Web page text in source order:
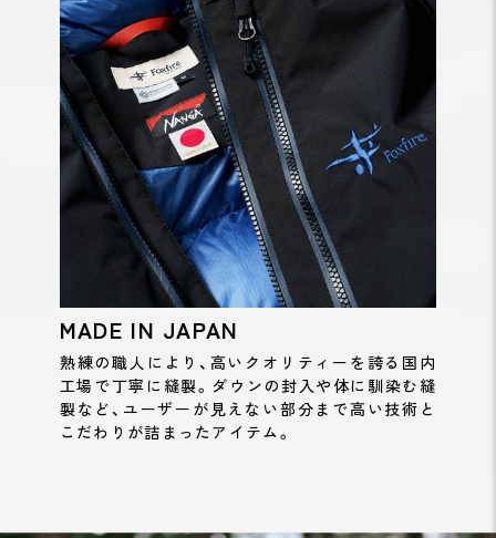
MADE IN JAPAN
熟練の職人により、高いクオリティーを誇る国内
工場で丁寧に縫製。ダウンの封入や体に馴染む縫
製など、ユーザーが見えない部分まで高い技術と
こだわりが詰まったアイテム。